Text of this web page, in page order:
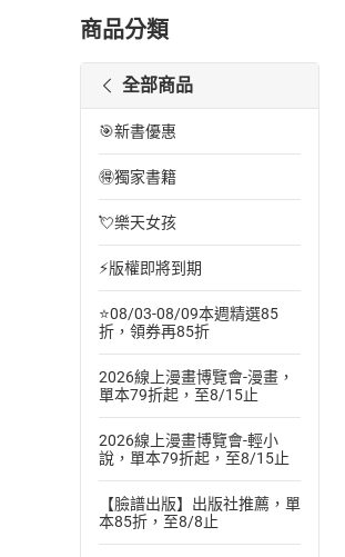
商品分類
全部商品
🎯新書優惠
🉐獨家書籍
💘樂天女孩
⚡版權即將到期
⭐08/03-08/09本週精選85
折，領券再85折
2026線上漫畫博覽會-漫畫，
單本79折起，至8/15止
2026線上漫畫博覽會-輕小
說，單本79折起，至8/15止
【臉譜出版】出版社推薦，單
本85折，至8/8止